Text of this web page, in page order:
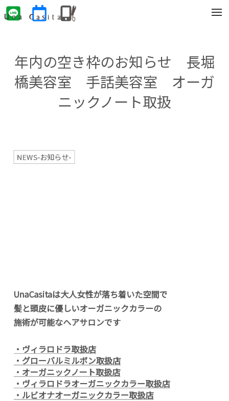
年内の空き枠のお知らせ 長堀
橋美容室 手話美容室 オーガ
ニックノート取扱
NEWS-お知らせ-
UnaCasitaは大人女性が落ち着いた空間で
髪と頭皮に優しいオーガニックカラーの
施術が可能なヘアサロンです
・ヴィラロドラ取扱店
・グローバルミルボン取扱店
・オーガニックノート取扱店
・ヴィラロドラオーガニックカラー取扱店
・ルビオナオーガニックカラー取扱店
t